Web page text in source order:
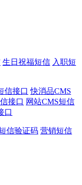
生日祝福短信 入职短
信接口 快消品CMS
接口 网站CMS短信
口
信验证码 营销短信